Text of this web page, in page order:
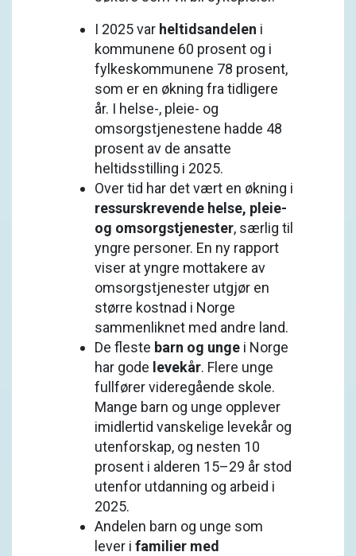
I 2025 var heltidsandelen i
kommunene 60 prosent og i
fylkes­kommunene 78 prosent,
som er en økning fra tidligere
år. I helse-, pleie- og
omsorgstjenestene hadde 48
prosent av de ansatte
heltidsstilling i 2025.
Over tid har det vært en økning i
ressurskrevende helse, pleie-
og omsorgstjenester, særlig til
yngre personer. En ny rapport
viser at yngre mot­takere av
omsorgstjenester utgjør en
større kostnad i Norge
sammenliknet med andre land.
De fleste barn og unge i Norge
har gode levekår. Flere unge
fullfører videregående skole.
Mange barn og unge opplever
imidlertid vanskelige levekår og
utenforskap, og nesten 10
prosent i alderen 15–29 år stod
utenfor utdanning og arbeid i
2025.
Andelen barn og unge som
lever i familier med